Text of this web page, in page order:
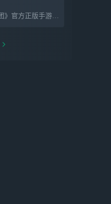
《劲舞之星》是《劲舞团》官方正版手游，今日开启限号删档测试，支持安卓和iOS平台，至8月13日结束。游戏传承经典音乐与舞蹈，便捷的移动端体验让玩家随时重返舞台，感受青春回忆。核心玩法上，玩家可精准跟随节拍，挑战高分，拥有优化的操作手感和新手引导，适合新老玩家一同参与。